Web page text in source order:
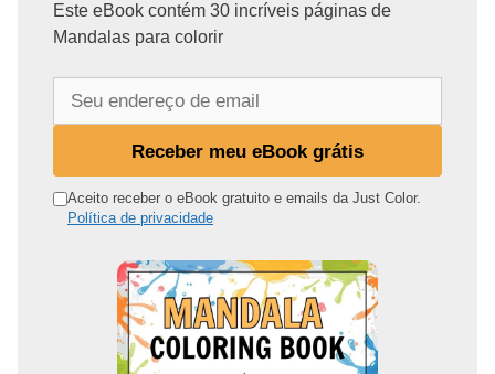
Este eBook contém 30 incríveis páginas de
Mandalas para colorir
n
Receber meu eBook grátis
Aceito receber o eBook gratuito e emails da Just Color.
Política de privacidade